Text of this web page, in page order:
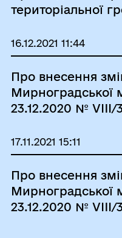
територіальної
16.12.2021 11:44
Про внесення
Мирноградської
23.12.2020 №
територіальної
17.11.2021 15:11
Про внесення
Мирноградської
23.12.2020 №